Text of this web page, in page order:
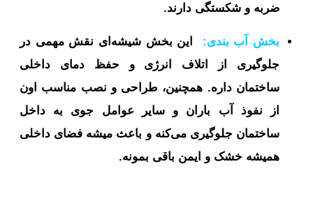
ضربه و شکستگی دارند.
بخش آب بندی:
این بخش شیشه‌ای نقش مهمی در
جلوگیری از اتلاف انرژی و حفظ دمای داخلی
ساختمان داره. همچنین، طراحی و نصب مناسب اون
از نفوذ آب باران و سایر عوامل جوی به داخل
ساختمان جلوگیری می‌کنه و باعث میشه فضای داخلی
همیشه خشک و ایمن باقی بمونه.